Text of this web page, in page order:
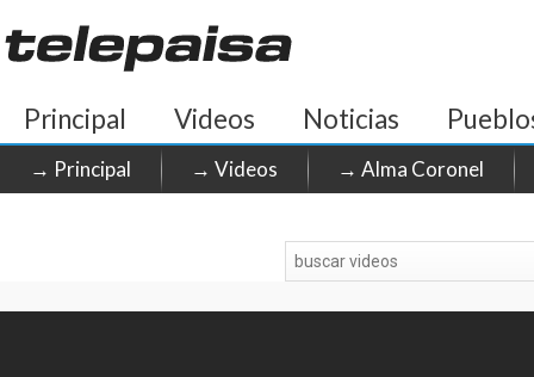
Principal Videos Noticias
→ Principal → Videos → Alma Coronel